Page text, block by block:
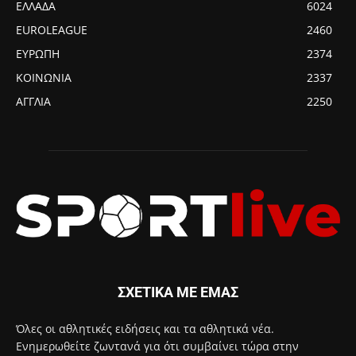
ΕΛΛΑΔΑ
6024
EUROLEAGUE
2460
ΕΥΡΩΠΗ
2374
ΚΟΙΝΩΝΙΑ
2337
ΑΓΓΛΙΑ
2250
ΣΧΕΤΙΚΑ ΜΕ ΕΜΑΣ
Όλες οι αθλητικές ειδήσεις και τα αθλητικά νέα.
Ενημερωθείτε ζωντανά για ότι συμβαίνει τώρα στην